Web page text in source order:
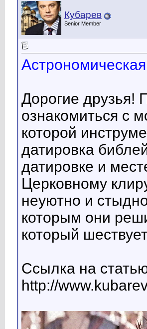
Кубарев
Senior Member
Дорогие друзья!
ознакомиться с
которой
датировка
датировке и
Церковному
неуютно и
которым они
который
Ссылка на
http://